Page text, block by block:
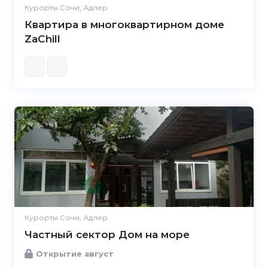
Курорты Сочи, Адлер
Квартира в многоквартирном доме
ZaChill
Курорты Сочи, Адлер
Частный сектор Дом на море
Открытие август